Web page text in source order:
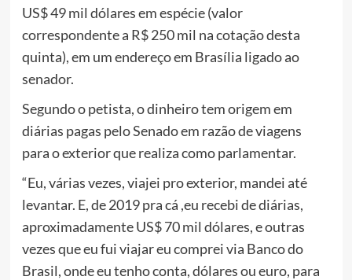
US$ 49 mil dólares em espécie (valor
correspondente a R$ 250 mil na cotação desta
quinta), em um endereço em Brasília ligado ao
senador.
Segundo o petista, o dinheiro tem origem em
diárias pagas pelo Senado em razão de viagens
para o exterior que realiza como parlamentar.
“Eu, várias vezes, viajei pro exterior, mandei até
levantar. E, de 2019 pra cá ,eu recebi de diárias,
aproximadamente US$ 70 mil dólares, e outras
vezes que eu fui viajar eu comprei via Banco do
Brasil, onde eu tenho conta, dólares ou euro, para